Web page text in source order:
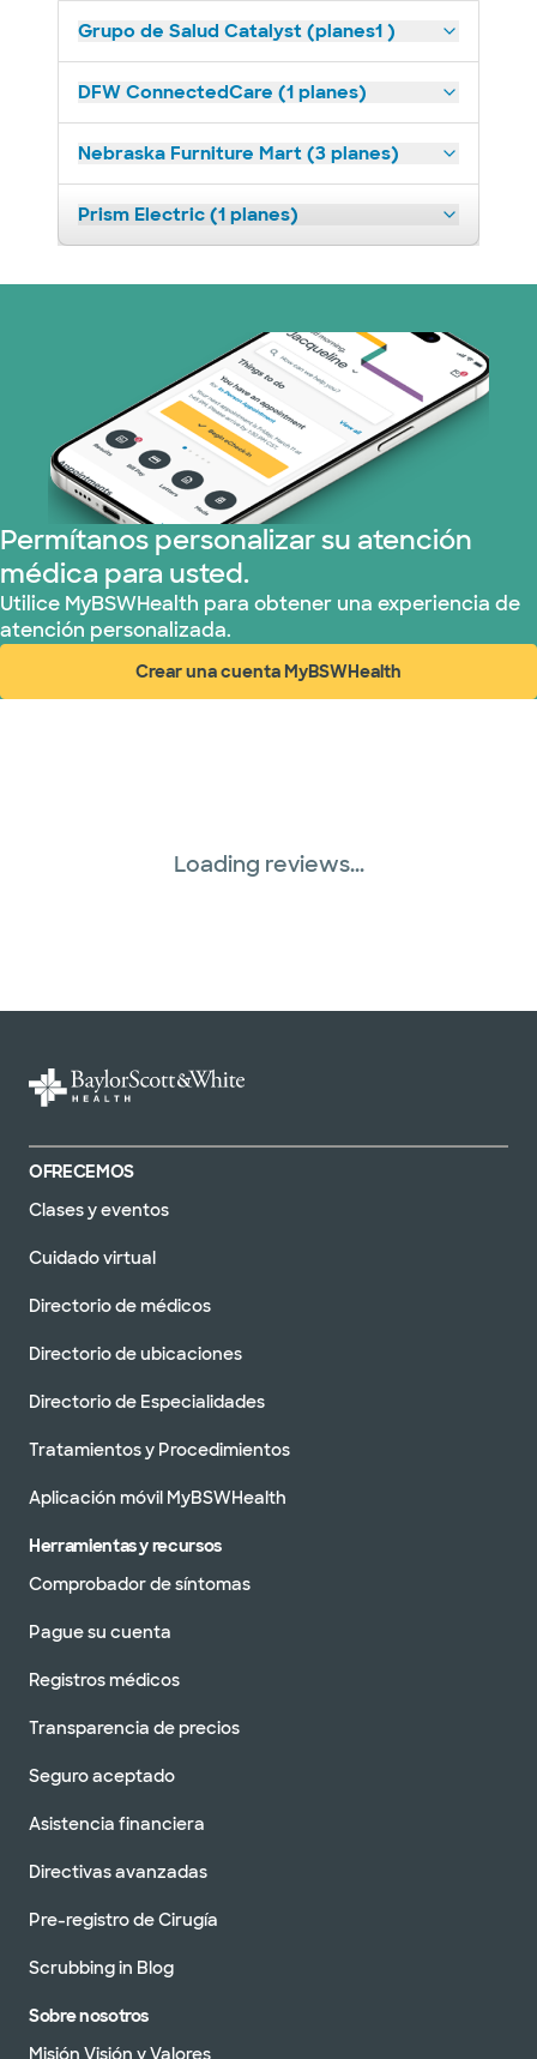
Grupo de Salud Catalyst (planes1 )
DFW ConnectedCare (1 planes)
Nebraska Furniture Mart (3 planes)
Prism Electric (1 planes)
Permítanos personalizar su atención
médica para usted.
Utilice MyBSWHealth para obtener una experiencia de
atención personalizada.
Crear una cuenta MyBSWHealth
(abre en ventana nueva)
Loading reviews...
OFRECEMOS
Clases y eventos
Cuidado virtual
Directorio de médicos
Directorio de ubicaciones
Directorio de Especialidades
Tratamientos y Procedimientos
Aplicación móvil MyBSWHealth
Herramientas y recursos
Comprobador de síntomas
Pague su cuenta
Registros médicos
Transparencia de precios
Seguro aceptado
Asistencia financiera
Directivas avanzadas
Pre-registro de Cirugía
Scrubbing in Blog
Sobre nosotros
Misión Visión y Valores